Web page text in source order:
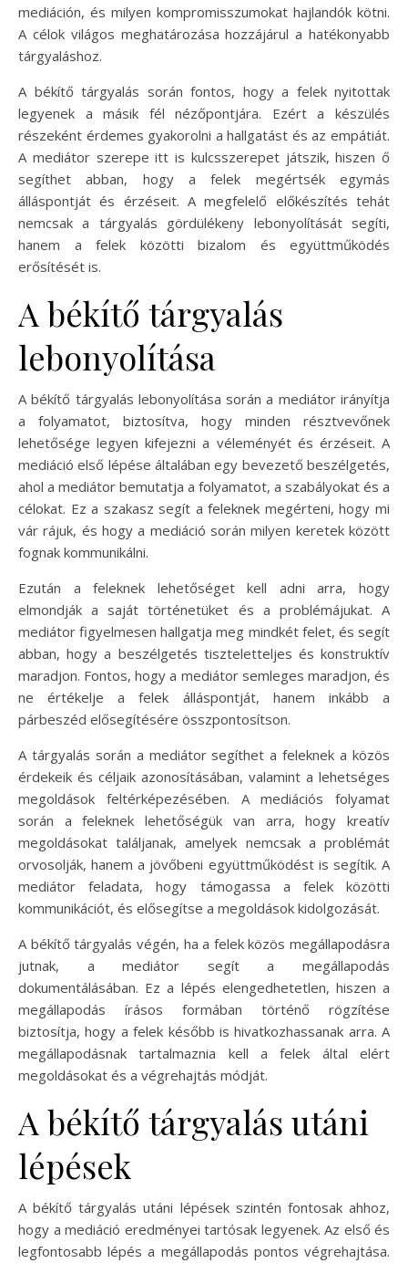
mediáción, és milyen kompromisszumokat hajlandók kötni.
A célok világos meghatározása hozzájárul a hatékonyabb
tárgyaláshoz.
A békítő tárgyalás során fontos, hogy a felek nyitottak
legyenek a másik fél nézőpontjára. Ezért a készülés
részeként érdemes gyakorolni a hallgatást és az empátiát.
A mediátor szerepe itt is kulcsszerepet játszik, hiszen ő
segíthet abban, hogy a felek megértsék egymás
álláspontját és érzéseit. A megfelelő előkészítés tehát
nemcsak a tárgyalás gördülékeny lebonyolítását segíti,
hanem a felek közötti bizalom és együttműködés
erősítését is.
A békítő tárgyalás
lebonyolítása
A békítő tárgyalás lebonyolítása során a mediátor irányítja
a folyamatot, biztosítva, hogy minden résztvevőnek
lehetősége legyen kifejezni a véleményét és érzéseit. A
mediáció első lépése általában egy bevezető beszélgetés,
ahol a mediátor bemutatja a folyamatot, a szabályokat és a
célokat. Ez a szakasz segít a feleknek megérteni, hogy mi
vár rájuk, és hogy a mediáció során milyen keretek között
fognak kommunikálni.
Ezután a feleknek lehetőséget kell adni arra, hogy
elmondják a saját történetüket és a problémájukat. A
mediátor figyelmesen hallgatja meg mindkét felet, és segít
abban, hogy a beszélgetés tiszteletteljes és konstruktív
maradjon. Fontos, hogy a mediátor semleges maradjon, és
ne értékelje a felek álláspontját, hanem inkább a
párbeszéd elősegítésére összpontosítson.
A tárgyalás során a mediátor segíthet a feleknek a közös
érdekeik és céljaik azonosításában, valamint a lehetséges
megoldások feltérképezésében. A mediációs folyamat
során a feleknek lehetőségük van arra, hogy kreatív
megoldásokat találjanak, amelyek nemcsak a problémát
orvosolják, hanem a jövőbeni együttműködést is segítik. A
mediátor feladata, hogy támogassa a felek közötti
kommunikációt, és elősegítse a megoldások kidolgozását.
A békítő tárgyalás végén, ha a felek közös megállapodásra
jutnak, a mediátor segít a megállapodás
dokumentálásában. Ez a lépés elengedhetetlen, hiszen a
megállapodás írásos formában történő rögzítése
biztosítja, hogy a felek később is hivatkozhassanak arra. A
megállapodásnak tartalmaznia kell a felek által elért
megoldásokat és a végrehajtás módját.
A békítő tárgyalás utáni
lépések
A békítő tárgyalás utáni lépések szintén fontosak ahhoz,
hogy a mediáció eredményei tartósak legyenek. Az első és
legfontosabb lépés a megállapodás pontos végrehajtása.